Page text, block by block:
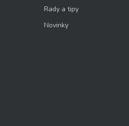
Rady a tipy
Novinky